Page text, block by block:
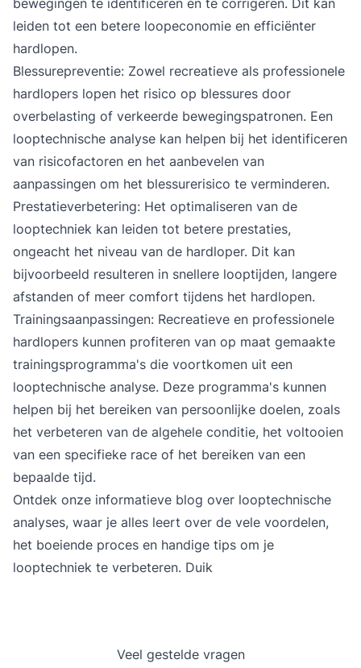
bewegingen te identificeren en te corrigeren. Dit kan
leiden tot een betere loopeconomie en efficiënter
hardlopen.
Blessurepreventie: Zowel recreatieve als professionele
hardlopers lopen het risico op blessures door
overbelasting of verkeerde bewegingspatronen. Een
looptechnische analyse kan helpen bij het identificeren
van risicofactoren en het aanbevelen van
aanpassingen om het blessurerisico te verminderen.
Prestatieverbetering: Het optimaliseren van de
looptechniek kan leiden tot betere prestaties,
ongeacht het niveau van de hardloper. Dit kan
bijvoorbeeld resulteren in snellere looptijden, langere
afstanden of meer comfort tijdens het hardlopen.
Trainingsaanpassingen: Recreatieve en professionele
hardlopers kunnen profiteren van op maat gemaakte
trainingsprogramma's die voortkomen uit een
looptechnische analyse. Deze programma's kunnen
helpen bij het bereiken van persoonlijke doelen, zoals
het verbeteren van de algehele conditie, het voltooien
van een specifieke race of het bereiken van een
bepaalde tijd.
Ontdek onze informatieve blog over looptechnische
analyses, waar je alles leert over de vele voordelen,
het boeiende proces en handige tips om je
looptechniek te verbeteren. Duik
Veel gestelde vragen